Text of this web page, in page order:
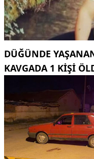
DÜĞÜNDE
KAVGADA 1 KIŞI